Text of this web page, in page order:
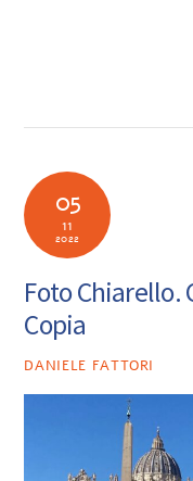
05
11
2022
Foto Chiarello.
Copia
DANIELE FATTORI